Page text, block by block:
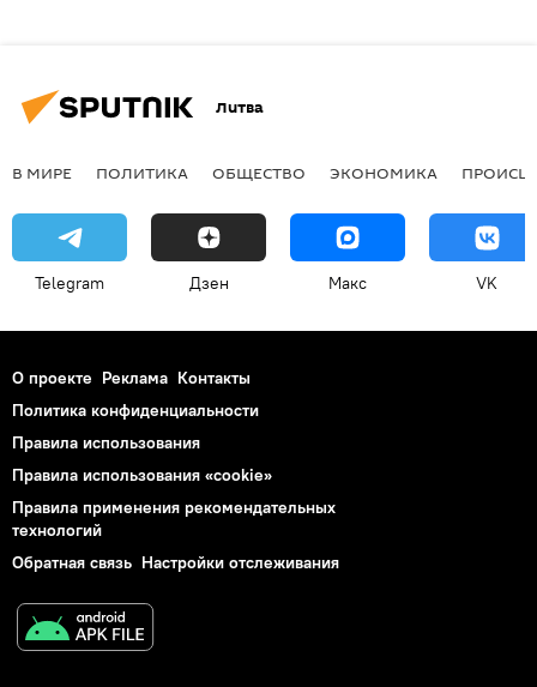
Литва
В МИРЕ ПОЛИТИКА ОБЩЕСТВО ЭКОНОМИКА
Telegram Дзен Макс VK
О проекте Реклама Контакты
Политика конфиденциальности
Правила использования
Правила использования «cookie»
Правила применения рекомендательных
технологий
Обратная связь Настройки отслеживания